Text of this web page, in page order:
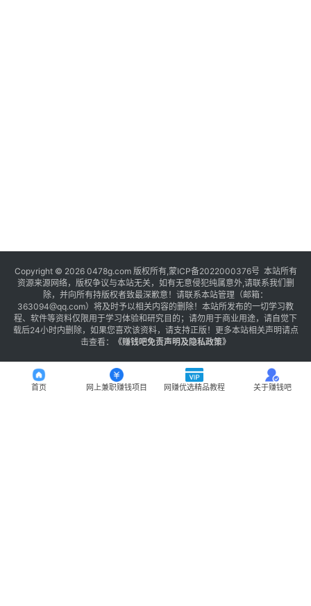
Copyright © 2026 0478g.com 版权所有,蒙ICP备2022000376号 本站所有
资源来源网络，版权争议与本站无关，如有无意侵犯纯属意外,请联系我们删
除，并向所有持版权者致最深歉意！请联系本站管理（邮箱：
363094@qq.com）将及时予以相关内容的删除！本站所发布的一切学习教
程、软件等资料仅限用于学习体验和研究目的；请勿用于商业用途，请自觉下
载后24小时内删除，如果您喜欢该资料，请支持正版！更多本站相关声明请点
击查看：
《赚钱吧免责声明及隐私政策》
首页 网上兼职赚钱项目 网赚优选精品教程 关于赚钱吧